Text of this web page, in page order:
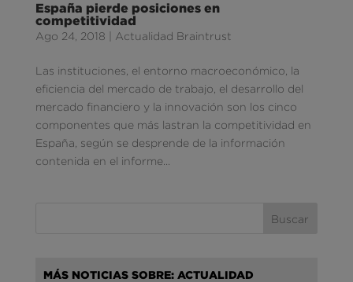
España pierde posiciones en
competitividad
Ago 24, 2018 Actualidad Braintrust
Las instituciones, el entorno macroeconómico, la
eficiencia del mercado de trabajo, el desarrollo del
mercado financiero y la innovación son los cinco
componentes que más lastran la competitividad en
España, según se desprende de la información
contenida en el informe...
MÁS NOTICIAS SOBRE: ACTUALIDAD